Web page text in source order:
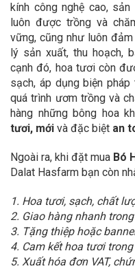
kính công nghệ cao,
luôn được trồng và
vững, cũng như luôn
lý sản xuất, thu hoạch,
cạnh đó, hoa tươi còn
sạch, áp dụng biện
quá trình ươm trồng và
hàng những bông hoa
tươi, mới và đặc biệt an
Ngoài ra, khi đặt mua Bó
Dalat Hasfarm bạn còn
1. Hoa tươi, sạch, chất
2. Giao hàng nhanh
3. Tặng thiệp hoặc
4. Cam kết hoa tươi trong
5. Xuất hóa đơn VAT,